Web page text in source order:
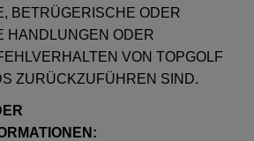
BETRÜGERISCHE ODER
HANDLUNGEN ODER
VON TOPGOLF
ZURÜCKZUFÜHREN SIND.